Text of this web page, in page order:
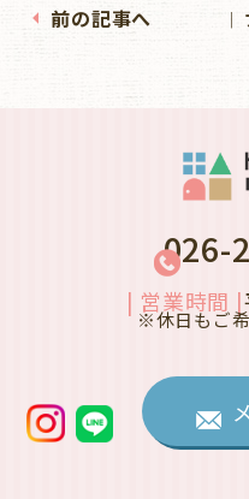
前の記事へ │
026-
| 営業時間 |
※休日もご